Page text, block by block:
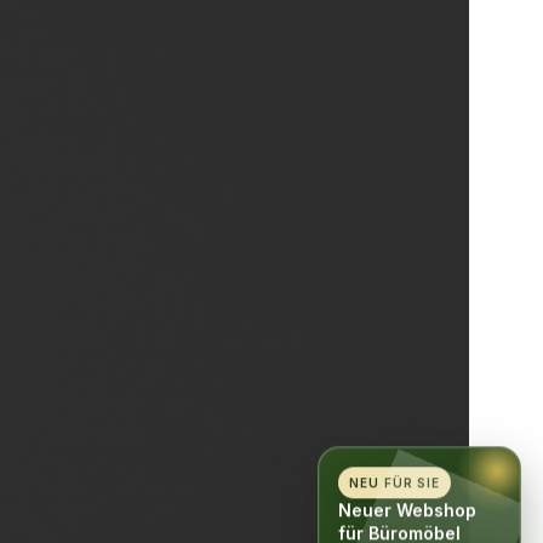
NEU FÜR SIE
Neuer Webshop
für Büromöbel